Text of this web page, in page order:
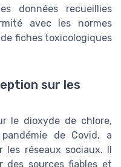
données recueillies
avec les normes
fiches toxicologiques
sur les
le dioxyde de chlore,
de Covid, a
les réseaux sociaux. Il
des sources fiables et